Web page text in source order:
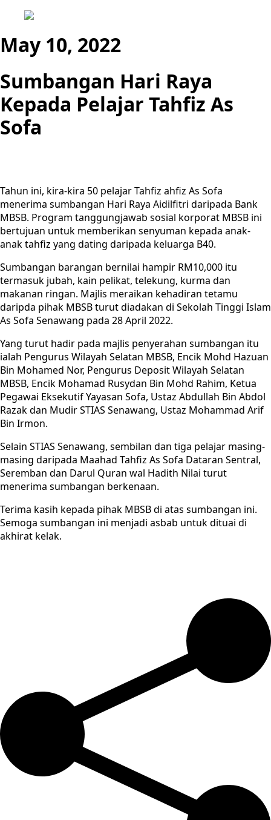
May 10, 2022
Sumbangan Hari Raya
Kepada Pelajar Tahfiz As
Sofa
Tahun ini, kira-kira 50 pelajar Tahfiz ahfiz As Sofa
menerima sumbangan Hari Raya Aidilfitri daripada Bank
MBSB. Program tanggungjawab sosial korporat MBSB ini
bertujuan untuk memberikan senyuman kepada anak-
anak tahfiz yang dating daripada keluarga B40.
Sumbangan barangan bernilai hampir RM10,000 itu
termasuk jubah, kain pelikat, telekung, kurma dan
makanan ringan. Majlis meraikan kehadiran tetamu
daripda pihak MBSB turut diadakan di Sekolah Tinggi Islam
As Sofa Senawang pada 28 April 2022.
Yang turut hadir pada majlis penyerahan sumbangan itu
ialah Pengurus Wilayah Selatan MBSB, Encik Mohd Hazuan
Bin Mohamed Nor, Pengurus Deposit Wilayah Selatan
MBSB, Encik Mohamad Rusydan Bin Mohd Rahim, Ketua
Pegawai Eksekutif Yayasan Sofa, Ustaz Abdullah Bin Abdol
Razak dan Mudir STIAS Senawang, Ustaz Mohammad Arif
Bin Irmon.
Selain STIAS Senawang, sembilan dan tiga pelajar masing-
masing daripada Maahad Tahfiz As Sofa Dataran Sentral,
Seremban dan Darul Quran wal Hadith Nilai turut
menerima sumbangan berkenaan.
Terima kasih kepada pihak MBSB di atas sumbangan ini.
Semoga sumbangan ini menjadi asbab untuk dituai di
akhirat kelak.